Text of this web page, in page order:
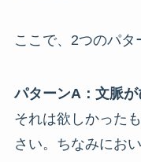
ここで、2つのパタ
パターンA：文脈
それは欲しかった
さい。ちなみにお